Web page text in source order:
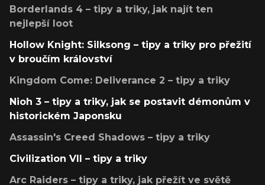
Borderlands 4 – tipy a triky, jak najít ten
nejlepší loot
Hollow Knight: Silksong – tipy a triky pro přežití
v broučím království
Kingdom Come: Deliverance 2 – tipy a triky
Nioh 3 – tipy a triky, jak se postavit démonům v
historickém Japonsku
Assassin's Creed Shadows – tipy a triky
Civilization VII – tipy a triky
Arc Raiders – tipy a triky, jak přežít ve světě